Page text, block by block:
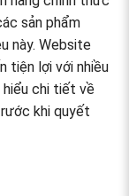
sản phẩm
này. Website
tiện lợi với nhiều
hiểu chi tiết về
khi quyết